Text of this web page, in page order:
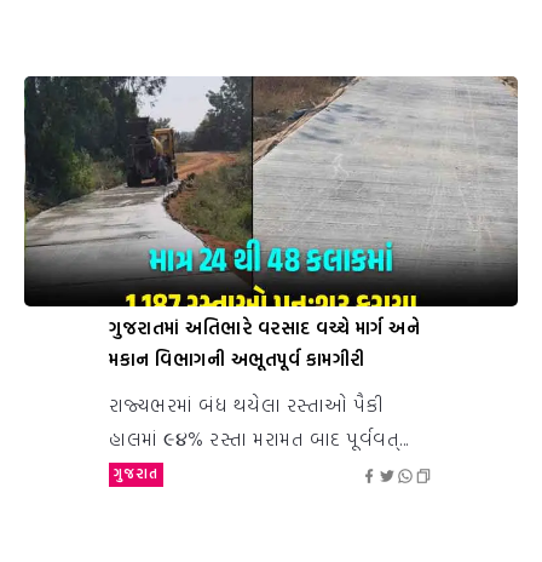
ગુજરાતમાં અતિભારે વરસાદ વચ્ચે માર્ગ અને
મકાન વિભાગની અભૂતપૂર્વ કામગીરી
રાજ્યભરમાં બંધ થયેલા રસ્તાઓ પૈકી
હાલમાં ૯૪% રસ્તા મરામત બાદ પૂર્વવત્...
ગુજરાત